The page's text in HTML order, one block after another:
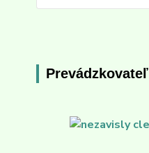
Prevádzkovateľ